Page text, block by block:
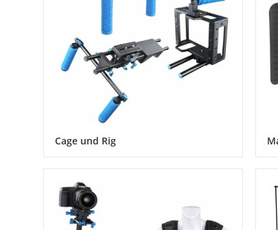
Cage und Rig